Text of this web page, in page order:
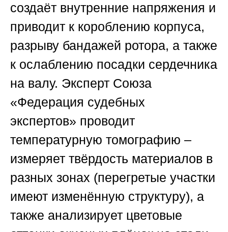
создаёт внутренние напряжения и
приводит к короблению корпуса,
разрыву бандажей ротора, а также
к ослаблению посадки сердечника
на валу. Эксперт Союза
«Федерация судебных
экспертов» проводит
температурную томографию –
измеряет твёрдость материалов в
разных зонах (перегретые участки
имеют изменённую структуру), а
также анализирует цветовые